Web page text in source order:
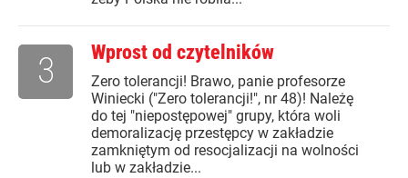
Wprost od czytelników
Zero tolerancji! Brawo, panie profesorze
Winiecki ("Zero tolerancji!", nr 48)! Należę
do tej "niepostępowej" grupy, która woli
demoralizację przestępcy w zakładzie
zamkniętym od resocjalizacji na wolności
lub w zakładzie...
3